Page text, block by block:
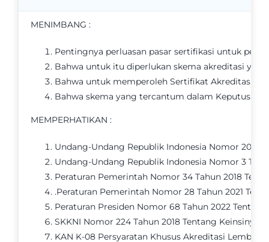
Kontak
MENIMBANG :
Pentingnya perluasan pasar sertifikasi untuk
Bahwa untuk itu diperlukan skema akreditasi
Bahwa untuk memperoleh Sertifikat Akreditasi
Bahwa skema yang tercantum dalam Keputusan
MEMPERHATIKAN :
Undang-Undang Republik Indonesia Nomor 20
Undang-Undang Republik Indonesia Nomor 3
Peraturan Pemerintah Nomor 34 Tahun 2018
.Peraturan Pemerintah Nomor 28 Tahun 2021
Peraturan Presiden Nomor 68 Tahun 2022
SKKNI Nomor 224 Tahun 2018 Tentang
KAN K-08 Persyaratan Khusus Akreditasi